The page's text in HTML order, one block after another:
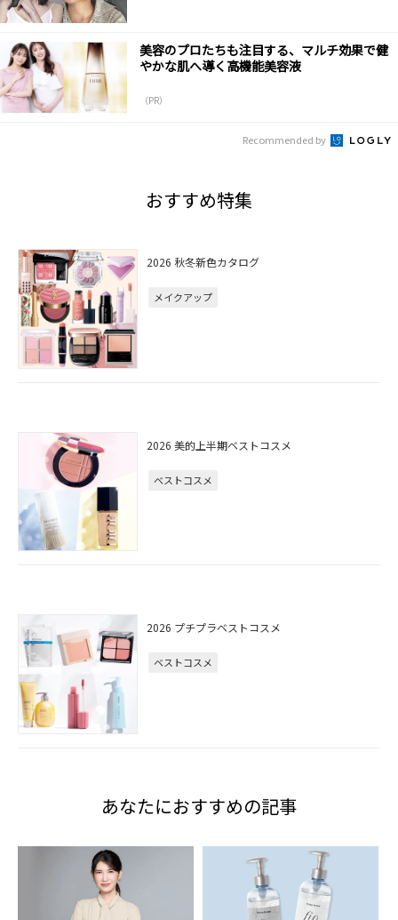
美容のプロたちも注目する、マルチ効果で健
やかな肌へ導く高機能美容液
（PR）
Recommended by
おすすめ特集
2026 秋冬新色カタログ
メイクアップ
2026 美的上半期ベストコスメ
ベストコスメ
2026 プチプラベストコスメ
ベストコスメ
あなたにおすすめの記事